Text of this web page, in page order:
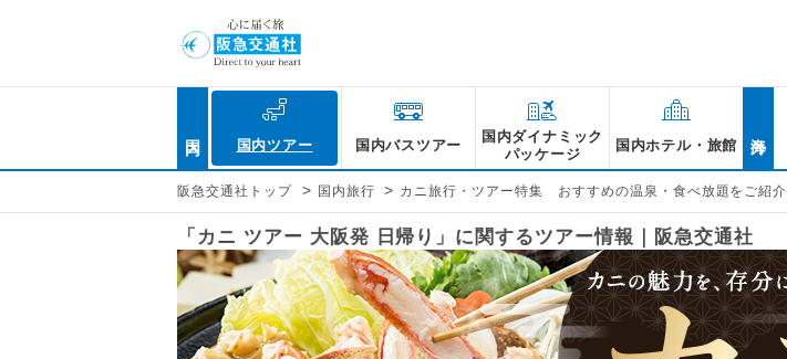
国内ツアー 国内バスツアー
国内ダイナミック
パッケージ
国内ホテル・旅館
阪急交通社トップ > 国内旅行 > カニ旅行・ツアー特集 おすすめの温泉・食べ放題をご紹介
「カニ ツアー 大阪発 日帰り」に関するツアー情報｜阪急交通社